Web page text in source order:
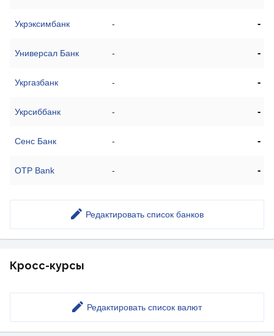
Укрэксимбанк - -
Универсал Банк - -
Укргазбанк - -
Укрсиббанк - -
Сенс Банк - -
OTP Bank - -
Редактировать список банков
Кросс-курсы
Редактировать список валют